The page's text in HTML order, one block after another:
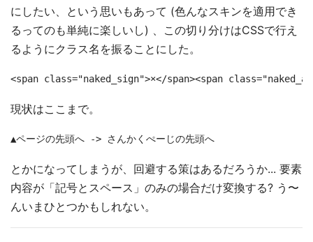
にしたい、という思いもあって (色んなスキンを適用でき
るってのも単純に楽しいし) 、この切り分けはCSSで行え
るようにクラス名を振ることにした。
<span class="naked_sign">×</span><span
現状はここまで。
とかになってしまうが、回避する策はあるだろうか... 要素
内容が「記号とスペース」のみの場合だけ変換する? う〜
んいまひとつかもしれない。